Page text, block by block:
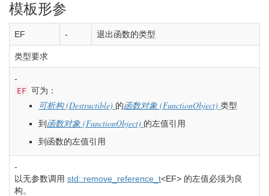
模板形参
EF - 退出函数的类型
类型要求
-
EF 可为：
可析构 (Destructible) 的函数对象 (FunctionObject) 类型
到 函数对象 (FunctionObject) 的左值引用
到函数的左值引用
-
以无参数调用 std::remove_reference_t<EF> 的左值必须为良
构。